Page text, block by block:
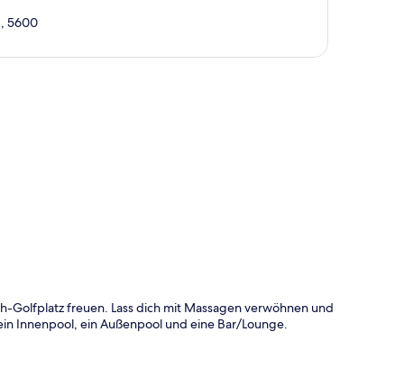
5600
Golfplatz freuen. Lass dich mit Massagen verwöhnen und
Innenpool, ein Außenpool und eine Bar/Lounge.